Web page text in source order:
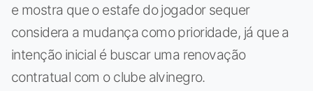
e mostra que o estafe do jogador sequer
considera a mudança como prioridade, já que a
intenção inicial é buscar uma renovação
contratual com o clube alvinegro.